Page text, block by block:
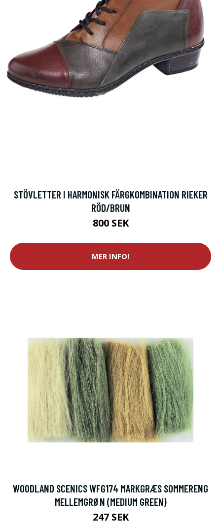
STÖVLETTER I HARMONISK FÄRGKOMBINATION RIEKER
RÖD/BRUN
800 SEK
MER INFO!
WOODLAND SCENICS WFG174 MARKGRÆS SOMMERENG
MELLEMGRØN (MEDIUM GREEN)
247 SEK